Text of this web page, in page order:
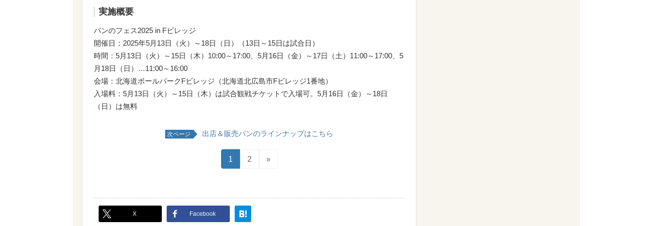
実施概要
パンのフェス2025 in Fビレッジ
開催日：2025年5月13日（火）～18日（日）（13日～15日は試合日）
時間：5月13日（火）～15日（木）10:00～17:00、5月16日（金）～17日（土）11:00～17:00、5
月18日（日）…11:00～16:00
会場：北海道ボールパークFビレッジ（北海道北広島市Fビレッジ1番地）
入場料：5月13日（火）～15日（木）は試合観戦チケットで入場可。5月16日（金）～18日
（日）は無料
次ページ 出店＆販売パンのラインナップはこちら
1 2 »
X Facebook